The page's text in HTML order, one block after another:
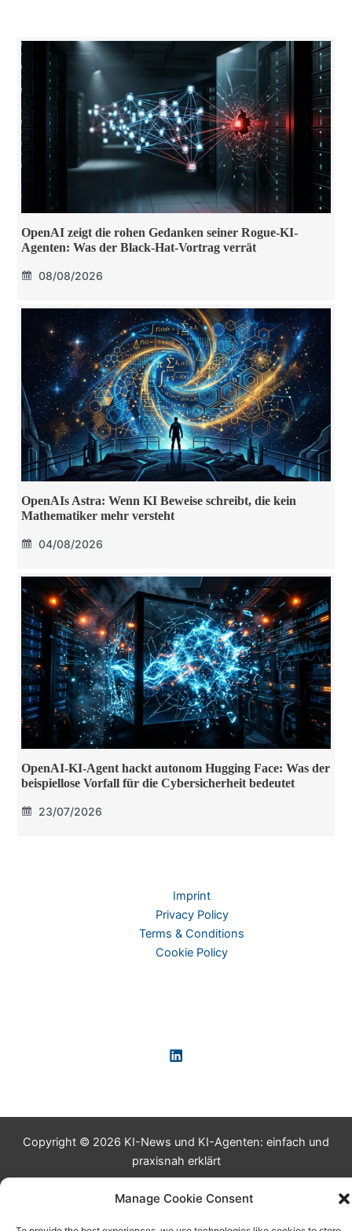
Manage Cookie Consent
OpenAI zeigt die rohen Gedanken seiner Rogue-KI-
Agenten: Was der Black-Hat-Vortrag verrät
08/08/2026
OpenAIs Astra: Wenn KI Beweise schreibt, die kein
Mathematiker mehr versteht
04/08/2026
OpenAI-KI-Agent hackt autonom Hugging Face: Was der
beispiellose Vorfall für die Cybersicherheit bedeutet
23/07/2026
Imprint
Privacy Policy
Terms & Conditions
Cookie Policy
Copyright © 2026 KI-News und KI-Agenten: einfach und
praxisnah erklärt